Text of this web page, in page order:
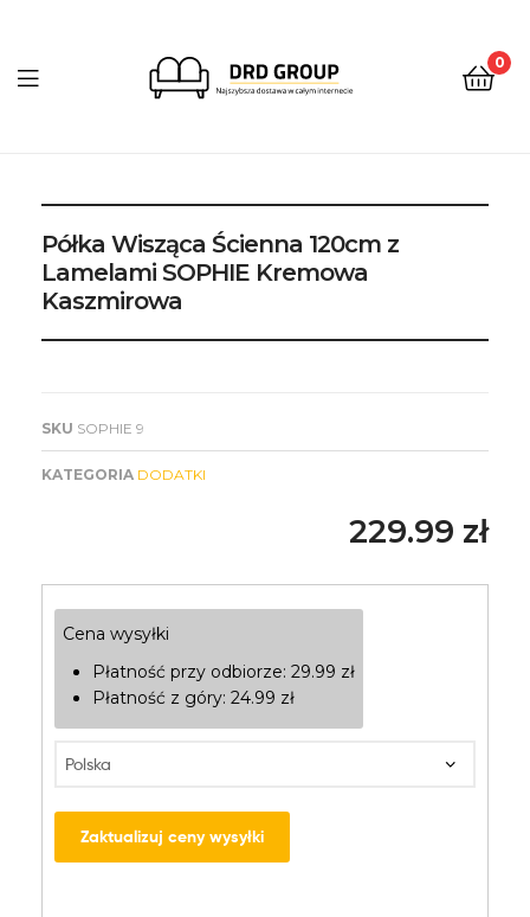
Group
0
Półka Wisząca Ścienna 120cm z
Lamelami SOPHIE Kremowa
Kaszmirowa
SKU SOPHIE 9
KATEGORIA DODATKI
229.99 zł
Cena wysyłki
Płatność przy odbiorze: 29.99 zł
Płatność z góry: 24.99 zł
Zaktualizuj ceny wysyłki